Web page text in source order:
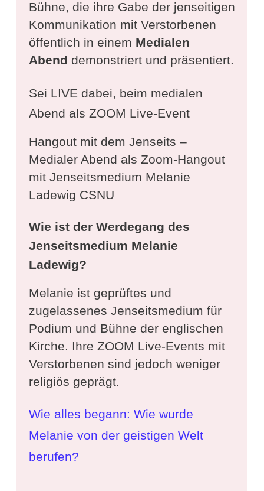
Bühne, die ihre Gabe der jenseitigen
Kommunikation mit Verstorbenen
öffentlich in einem Medialen
Abend demonstriert und präsentiert.
Sei LIVE dabei, beim medialen
Abend als ZOOM Live-Event
Hangout mit dem Jenseits –
Medialer Abend als Zoom-Hangout
mit Jenseitsmedium Melanie
Ladewig CSNU
Wie ist der Werdegang des
Jenseitsmedium Melanie
Ladewig?
Melanie ist geprüftes und
zugelassenes Jenseitsmedium für
Podium und Bühne der englischen
Kirche. Ihre ZOOM Live-Events mit
Verstorbenen sind jedoch weniger
religiös geprägt.
Wie alles begann: Wie wurde
Melanie von der geistigen Welt
berufen?